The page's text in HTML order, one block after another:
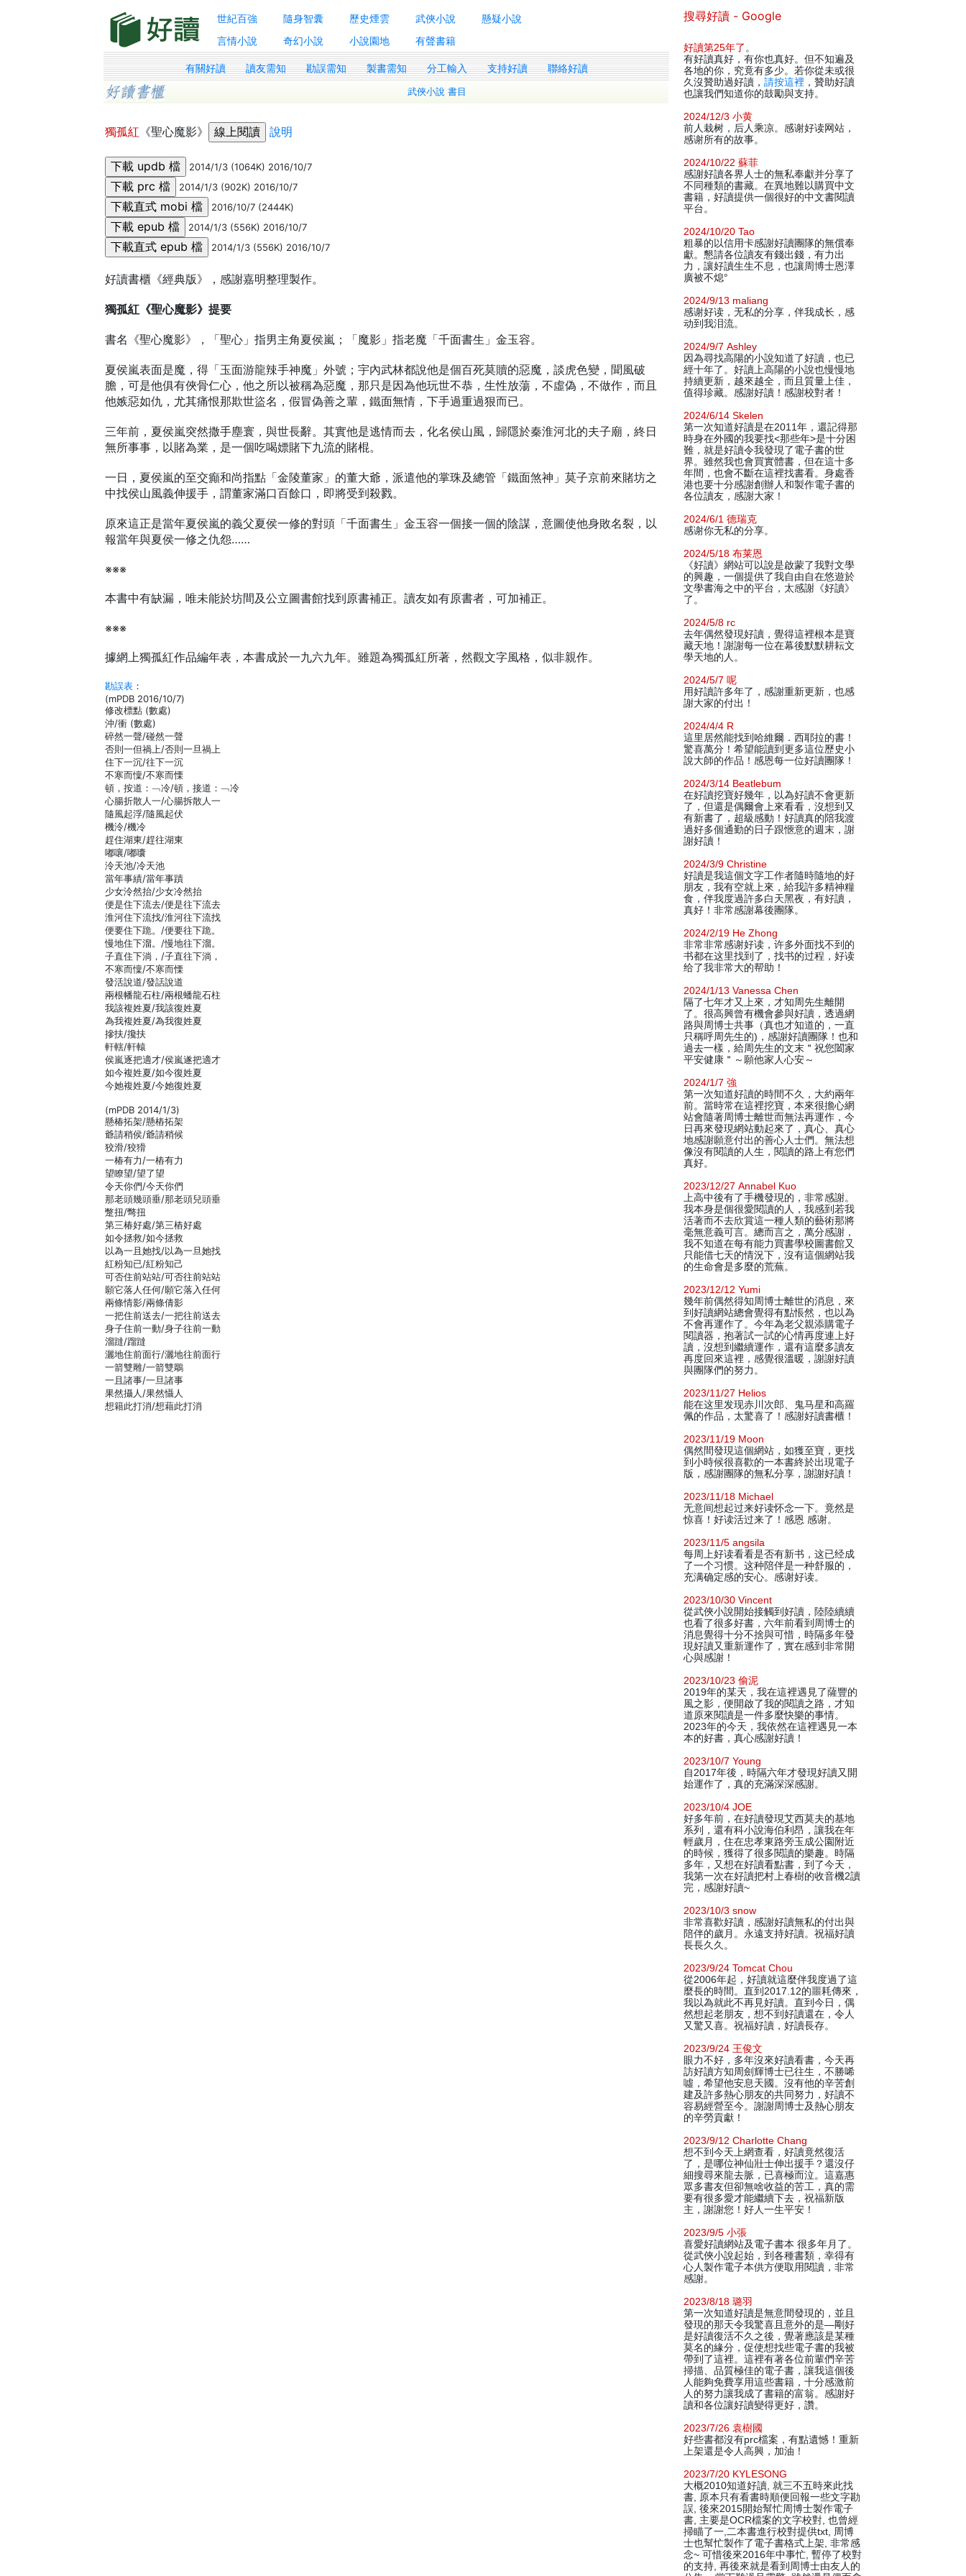
世紀百強 隨身智囊 歷史煙雲 武俠小說
懸疑小說
言情小說
奇幻小說 小說園地 有聲書籍
有關好讀 讀友需知 勘誤需知 製書需知 分工輸入 支持好讀 聯絡好讀
武俠小說 書目
獨孤紅 《聖心魔影》 說明
2014/1/3 (1064K) 2016/10/7
2014/1/3 (902K) 2016/10/7
2016/10/7 (2444K)
2014/1/3 (556K) 2016/10/7
2014/1/3 (556K) 2016/10/7
好讀書櫃《經典版》，感謝嘉明整理製作。
獨孤紅《聖心魔影》提要
書名《聖心魔影》，「聖心」指男主角夏侯嵐；「魔影」指老魔「千面書生」金玉容。
夏侯嵐表面是魔，得「玉面游龍辣手神魔」外號；宇內武林都說他是個百死莫贖的惡魔，談虎色變，聞風破
膽，可是他俱有俠骨仁心，他之所以被稱為惡魔，那只是因為他玩世不恭，生性放蕩，不虛偽，不做作，而且
他嫉惡如仇，尤其痛恨那欺世盜名，假冒偽善之輩，鐵面無情，下手過重過狠而已。
三年前，夏侯嵐突然撒手塵寰，與世長辭。其實他是逃情而去，化名侯山風，歸隱於秦淮河北的夫子廟，終日
無所事事，以賭為業，是一個吃喝嫖賭下九流的賭棍。
一日，夏侯嵐的至交癲和尚指點「金陵董家」的董大爺，派遣他的掌珠及總管「鐵面煞神」莫子京前來賭坊之
中找侯山風義伸援手，謂董家滿口百餘口，即將受到殺戮。
原來這正是當年夏侯嵐的義父夏侯一修的對頭「千面書生」金玉容一個接一個的陰謀，意圖使他身敗名裂，以
報當年與夏侯一修之仇怨……
※※※
本書中有缺漏，唯未能於坊間及公立圖書館找到原書補正。讀友如有原書者，可加補正。
※※※
據網上獨孤紅作品編年表，本書成於一九六九年。雖題為獨孤紅所著，然觀文字風格，似非親作。
勘誤表 ：
(mPDB 2016/10/7)
修改標點 (數處)
沖/衝 (數處)
碎然一聲/碰然一聲
否則一但禍上/否則一旦禍上
住下一沉/往下一沉
不寒而懍/不寒而慄
頓，按道：﹁冷/頓，接道：﹁冷
心腸折散人一/心腸拆散人一
隨風起浮/隨風起伏
機泠/機冷
趕住湖東/趕往湖東
嘟嚷/嘟囔
泠天池/冷天池
當年事績/當年事蹟
少女泠然抬/少女冷然抬
便是住下流去/便是往下流去
淮河住下流找/淮河往下流找
便要住下跪。/便要往下跪。
慢地住下溜。/慢地往下溜。
子直住下淌，/子直往下淌，
不寒而懍/不寒而慄
發活說道/發話說道
兩根幡龍石柱/兩根蟠龍石柱
我該複姓夏/我該復姓夏
為我複姓夏/為我復姓夏
摻扶/攙扶
軒轄/軒轅
侯嵐逐把適才/侯嵐遂把適才
如今複姓夏/如今復姓夏
今她複姓夏/今她復姓夏
(mPDB 2014/1/3)
懸椿拓架/懸樁拓架
爺請稍侯/爺請稍候
狡滑/狡猾
一椿有力/一樁有力
望瞭望/望了望
令天你們/今天你們
那老頭幾頭垂/那老頭兒頭垂
蹩扭/彆扭
第三椿好處/第三樁好處
如令拯救/如今拯救
以為一且她找/以為一旦她找
紅粉知已/紅粉知己
可否住前站站/可否往前站站
願它落人任何/願它落入任何
兩條情影/兩條倩影
一把住前送去/一把往前送去
身子住前一動/身子往前一動
溜躂/蹓躂
灑地住前面行/灑地往前面行
一箭雙雕/一箭雙鵰
一且諸事/一旦諸事
果然攝人/果然懾人
想籍此打消/想藉此打消
搜尋好讀 - Google
好讀第25年了 。
有好讀真好，有你也真好。但不知遍及
各地的你，究竟有多少。若你從未或很
久沒贊助過好讀， 請按這裡 ，贊助好讀
也讓我們知道你的鼓勵與支持。
2024/12/3 小黄
前人栽树，后人乘凉。感谢好读网站，
感谢所有的故事。
2024/10/22 蘇菲
感謝好讀各界人士的無私奉獻并分享了
不同種類的書藏。在異地難以購買中文
書籍，好讀提供一個很好的中文書閱讀
平台。
2024/10/20 Tao
粗暴的以信用卡感謝好讀團隊的無償奉
獻。懇請各位讀友有錢出錢，有力出
力，讓好讀生生不息，也讓周博士恩澤
廣被不熄°
2024/9/13 maliang
感谢好读，无私的分享，伴我成长，感
动到我泪流。
2024/9/7 Ashley
因為尋找高陽的小說知道了好讀，也已
經十年了。好讀上高陽的小說也慢慢地
持續更新，越來越全，而且質量上佳，
值得珍藏。感謝好讀！感謝校對者！
2024/6/14 Skelen
第一次知道好讀是在2011年，還記得那
時身在外國的我要找<那些年>是十分困
難，就是好讀令我發現了電子書的世
界。雖然我也會買實體書，但在這十多
年間，也會不斷在這裡找書看。身處香
港也要十分感謝創辦人和製作電子書的
各位讀友，感謝大家！
2024/6/1 德瑞克
感谢你无私的分享。
2024/5/18 布莱恩
《好讀》網站可以說是啟蒙了我對文學
的興趣，一個提供了我自由自在悠遊於
文學書海之中的平台，太感謝《好讀》
了。
2024/5/8 rc
去年偶然發現好讀，覺得這裡根本是寶
藏天地！謝謝每一位在幕後默默耕耘文
學天地的人。
2024/5/7 呢
用好讀許多年了，感謝重新更新，也感
謝大家的付出！
2024/4/4 R
這里居然能找到哈維爾．西耶拉的書！
驚喜萬分！希望能讀到更多這位歷史小
說大師的作品！感恩每一位好讀團隊！
2024/3/14 Beatlebum
在好讀挖寶好幾年，以為好讀不會更新
了，但還是偶爾會上來看看，沒想到又
有新書了，超級感動！好讀真的陪我渡
過好多個通勤的日子跟愜意的週末，謝
謝好讀！
2024/3/9 Christine
好讀是我這個文字工作者隨時隨地的好
朋友，我有空就上來，給我許多精神糧
食，伴我度過許多白天黑夜，有好讀，
真好！非常感謝幕後團隊。
2024/2/19 He Zhong
非常非常感谢好读，许多外面找不到的
书都在这里找到了，找书的过程，好读
给了我非常大的帮助！
2024/1/13 Vanessa Chen
隔了七年才又上來，才知周先生離開
了。很高興曾有機會參與好讀，透過網
路與周博士共事（真也才知道的，一直
只稱呼周先生的)，感謝好讀團隊！也和
過去一樣，給周先生的文末＂祝您闔家
平安健康＂～願他家人心安～
2024/1/7 強
第一次知道好讀的時間不久，大約兩年
前。當時常在這裡挖寶，本來很擔心網
站會隨著周博士離世而無法再運作，今
日再來發現網站動起來了，真心、真心
地感謝願意付出的善心人士們。無法想
像沒有閱讀的人生，閱讀的路上有您們
真好。
2023/12/27 Annabel Kuo
上高中後有了手機發現的，非常感謝。
我本身是個很愛閱讀的人，我感到若我
活著而不去欣賞這一種人類的藝術那將
毫無意義可言。總而言之，萬分感謝，
我不知道在每有能力買書學校圖書館又
只能借七天的情況下，沒有這個網站我
的生命會是多麼的荒蕪。
2023/12/12 Yumi
幾年前偶然得知周博士離世的消息，來
到好讀網站總會覺得有點悵然，也以為
不會再運作了。今年為老父親添購電子
閱讀器，抱著試一試的心情再度連上好
讀，沒想到繼續運作，還有這麼多讀友
再度回來這裡，感覺很溫暖，謝謝好讀
與團隊們的努力。
2023/11/27 Helios
能在这里发现赤川次郎、鬼马星和高羅
佩的作品，太驚喜了！感謝好讀書櫃！
2023/11/19 Moon
偶然間發現這個網站，如獲至寶，更找
到小時候很喜歡的一本書終於出現電子
版，感謝團隊的無私分享，謝謝好讀！
2023/11/18 Michael
无意间想起过来好读怀念一下。竟然是
惊喜！好读活过来了！感恩 感谢。
2023/11/5 angsila
每周上好读看看是否有新书，这已经成
了一个习惯。这种陪伴是一种舒服的，
充满确定感的安心。感谢好读。
2023/10/30 Vincent
從武俠小說開始接觸到好讀，陸陸續續
也看了很多好書，六年前看到周博士的
消息覺得十分不捨與可惜，時隔多年發
現好讀又重新運作了，實在感到非常開
心與感謝！
2023/10/23 偷泥
2019年的某天，我在這裡遇見了薩豐的
風之影，便開啟了我的閱讀之路，才知
道原來閱讀是一件多麼快樂的事情。
2023年的今天，我依然在這裡遇見一本
本的好書，真心感謝好讀！
2023/10/7 Young
自2017年後，時隔六年才發現好讀又開
始運作了，真的充滿深深感謝。
2023/10/4 JOE
好多年前，在好讀發現艾西莫夫的基地
系列，還有科小說海伯利昂，讓我在年
輕歲月，住在忠孝東路旁玉成公園附近
的時候，獲得了很多閱讀的樂趣。時隔
多年，又想在好讀看點書，到了今天，
我第一次在好讀把村上春樹的收音機2讀
完，感謝好讀~
2023/10/3 snow
非常喜歡好讀，感謝好讀無私的付出與
陪伴的歲月。永遠支持好讀。祝福好讀
長長久久。
2023/9/24 Tomcat Chou
從2006年起，好讀就這麼伴我度過了這
麼長的時間。直到2017.12的噩耗傳來，
我以為就此不再見好讀。直到今日，偶
然想起老朋友，想不到好讀還在，令人
又驚又喜。祝福好讀，好讀長存。
2023/9/24 王俊文
眼力不好，多年沒來好讀看書，今天再
訪好讀方知周劍輝博士已往生，不勝唏
噓，希望他安息天國。沒有他的辛苦創
建及許多熱心朋友的共同努力，好讀不
容易經營至今。謝謝周博士及熱心朋友
的辛勞貢獻！
2023/9/12 Charlotte Chang
想不到今天上網查看，好讀竟然復活
了，是哪位神仙壯士伸出援手？還沒仔
細搜尋來龍去脈，已喜極而泣。這嘉惠
眾多書友但卻無啥收益的苦工，真的需
要有很多愛才能繼續下去，祝福新版
主，謝謝您！好人一生平安！
2023/9/5 小張
喜愛好讀網站及電子書本 很多年月了。
從武俠小說起始，到各種書類，幸得有
心人製作電子本供方便取用閱讀，非常
感謝。
2023/8/18 璐羽
第一次知道好讀是無意間發現的，並且
發現的那天令我驚喜且意外的是—剛好
是好讀復活不久之後，覺著應該是某種
莫名的緣分，促使想找些電子書的我被
帶到了這裡。這裡有著各位前輩們辛苦
掃描、品質極佳的電子書，讓我這個後
人能夠免費享用這些書籍，十分感激前
人的努力讓我成了書籍的富翁。感謝好
讀和各位讓好讀變得更好，讚。
2023/7/26 袁樹國
好些書都沒有prc檔案，有點遺憾！重新
上架還是令人高興，加油！
2023/7/20 KYLESONG
大概2010知道好讀, 就三不五時來此找
書, 原本只有看書時順便回報一些文字勘
誤, 後來2015開始幫忙周博士製作電子
書, 主要是OCR檔案的文字校對, 也曾經
掃瞄了一,二本書進行校對提供txt, 周博
士也幫忙製作了電子書格式上架, 非常感
念~ 可惜後來2016年中事忙, 暫停了校對
的支持, 再後來就是看到周博士由友人的